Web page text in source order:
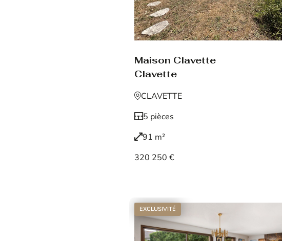
Maison Clavette
Clavette
CLAVETTE
5 pièces
91 m²
320 250 €
EXCLUSIVITÉ